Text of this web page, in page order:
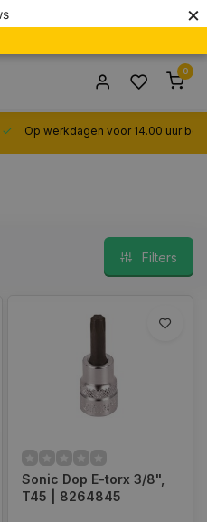
×
0
Op werkdagen voor 14.00 uur
Filters
Sonic Dop E-torx 3/8",
T45 | 8264845